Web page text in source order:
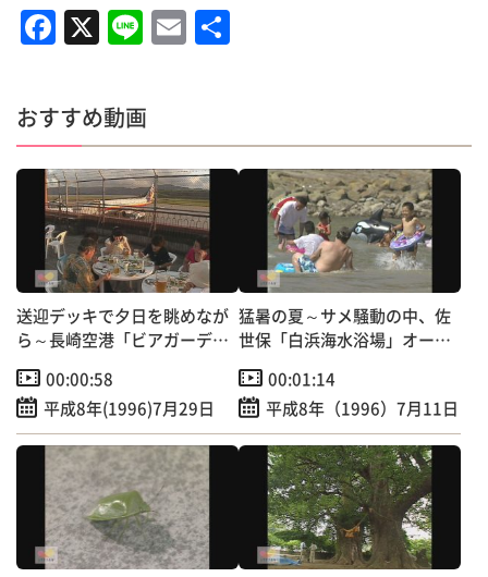
F
a
c
e
b
o
o
k
X Li
n
e
E
m
l
おすすめ動画
送迎デッキで夕日を眺めなが
ら～長崎空港「ビアガーデ
00:00:58
平成8年(1996)7月29日
猛暑の夏～サメ騒動の中、佐
世保「白浜海水浴場」オープ
00:01:14
平成8年（1996）7月11日